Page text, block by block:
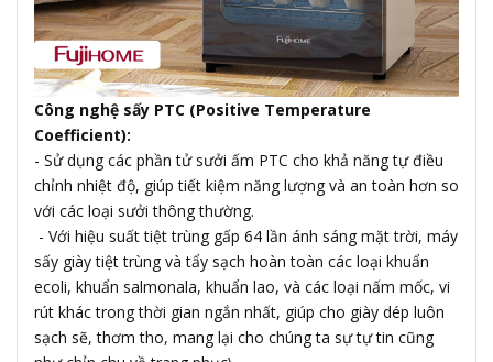
Công nghệ sấy PTC (Positive Temperature
Coefficient):
- Sử dụng các phần tử sưởi ấm PTC cho khả năng tự điều
chỉnh nhiệt độ, giúp tiết kiệm năng lượng và an toàn hơn so
với các loại sưởi thông thường.
- Với hiệu suất tiệt trùng gấp 64 lần ánh sáng mặt trời, máy
sấy giày tiệt trùng và tẩy sạch hoàn toàn các loại khuẩn
ecoli, khuẩn salmonala, khuẩn lao, và các loại nấm mốc, vi
rút khác trong thời gian ngắn nhất, giúp cho giày dép luôn
sạch sẽ, thơm tho, mang lại cho chúng ta sự tự tin cũng